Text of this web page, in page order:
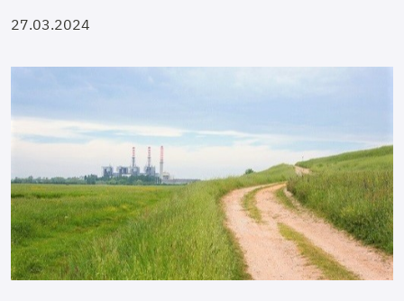
27.03.2024